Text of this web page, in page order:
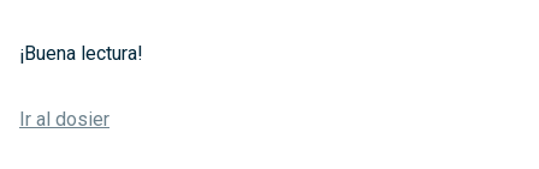
¡Buena lectura!
Ir al dosier